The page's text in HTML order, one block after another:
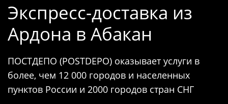
Экспресс-доставка из
Ардона в Абакан
ПОСТДЕПО (POSTDEPO) оказывает услуги в
более, чем 12 000 городов и населенных
пунктов России и 2000 городов стран СНГ